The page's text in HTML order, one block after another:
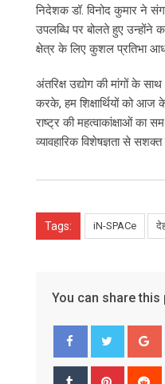
निदेशक डॉ. विनोद कुमार ने
उपलब्धि पर बोलते हुए उन्होंने
क्षेत्र के लिए कुशल प्रतिभा
अंतरिक्ष उद्योग की मांगों के
करके, हम शिक्षार्थियों को आज
राष्ट्र की महत्वाकांक्षाओं
व्यावहारिक विशेषज्ञता से
Tags: iN-SPACe
You can share this
Tumblr Pinterest